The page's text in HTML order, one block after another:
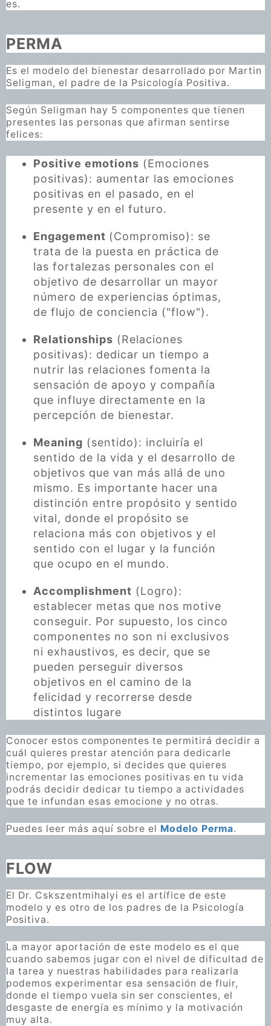
es.
PERMA
Es el modelo del bienestar desarrollado por Martin
Seligman, el padre de la Psicología Positiva.
Según Seligman hay 5 componentes que tienen
presentes las personas que afirman sentirse
felices:
Positive emotions (Emociones
positivas): aumentar las emociones
positivas en el pasado, en el
presente y en el futuro.
Engagement (Compromiso): se
trata de la puesta en práctica de
las fortalezas personales con el
objetivo de desarrollar un mayor
número de experiencias óptimas,
de flujo de conciencia ("flow").
Relationships (Relaciones
positivas): dedicar un tiempo a
nutrir las relaciones fomenta la
sensación de apoyo y compañía
que influye directamente en la
percepción de bienestar.
Meaning (sentido): incluiría el
sentido de la vida y el desarrollo de
objetivos que van más allá de uno
mismo. Es importante hacer una
distinción entre propósito y sentido
vital, donde el propósito se
relaciona más con objetivos y el
sentido con el lugar y la función
que ocupo en el mundo.
Accomplishment (Logro):
establecer metas que nos motive
conseguir. Por supuesto, los cinco
componentes no son ni exclusivos
ni exhaustivos, es decir, que se
pueden perseguir diversos
objetivos en el camino de la
felicidad y recorrerse desde
distintos lugare
Conocer estos componentes te permitirá decidir a
cuál quieres prestar atención para dedicarle
tiempo, por ejemplo, si decides que quieres
incrementar las emociones positivas en tu vida
podrás decidir dedicar tu tiempo a actividades
que te infundan esas emocione y no otras.
Puedes leer más aquí sobre el Modelo Perma.
FLOW
El Dr. Cskszentmihalyi es el artífice de este
modelo y es otro de los padres de la Psicología
Positiva.
La mayor aportación de este modelo es el que
cuando sabemos jugar con el nivel de dificultad de
la tarea y nuestras habilidades para realizarla
podemos experimentar esa sensación de fluir,
donde el tiempo vuela sin ser conscientes, el
desgaste de energía es mínimo y la motivación
muy alta.